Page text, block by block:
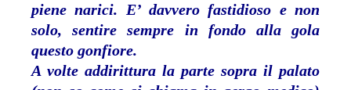
piene narici. E’ davvero fastidioso e non
solo, sentire sempre in fondo alla gola
questo gonfiore.
A volte addirittura la parte sopra il palato